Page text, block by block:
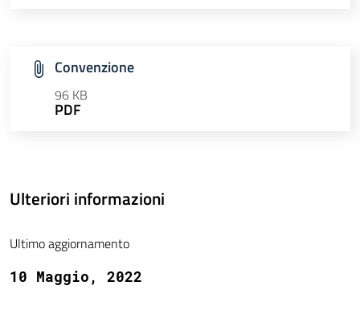
Convenzione
96 KB
PDF
Ulteriori informazioni
Ultimo aggiornamento
10 Maggio, 2022